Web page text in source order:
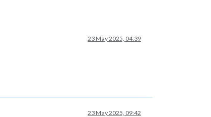
23 May 2025, 04:39
23 May 2025, 09:42